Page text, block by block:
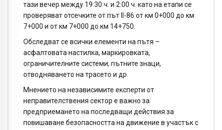
тази вечер между 19:30 ч. и 2:00 ч. като на етапи се
проверяват отсечките от път II-86 от км 0+000 до км
7+000 и от км 7+000 до км 14+750.
Обследват се всички елементи на пътя –
асфалтовата настилка, маркировката,
ограничителните системи, пътните знаци,
отводняването на трасето и др.
Мнението на независимите експерти от
неправителствения сектор е важно за
предприемането на последващи действия за
повишаване безопасността на движение в участък с